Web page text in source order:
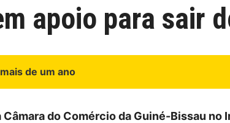
apoio para sair
mais de um ano
do Comércio da Guiné-Bissau no